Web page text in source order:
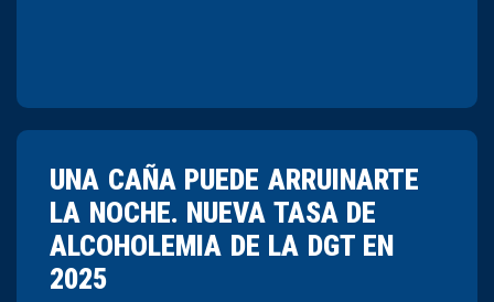
UNA CAÑA PUEDE ARRUINARTE
LA NOCHE. NUEVA TASA DE
ALCOHOLEMIA DE LA DGT EN
2025